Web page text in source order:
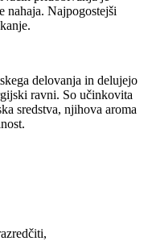
nahaja. Najpogostejši
delovanja in delujejo
ravni. So učinkovita
sredstva, njihova aroma